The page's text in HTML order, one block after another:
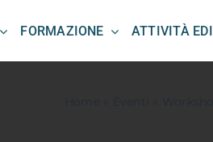
FORMAZIONE ATTIVITÀ